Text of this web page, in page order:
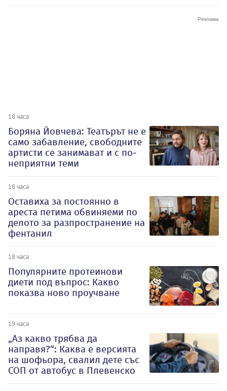
18 часа
Боряна Йовчева: Театърът не е
само забавление, свободните
артисти се занимават и с по-
неприятни теми
18 часа
Оставиха за постоянно в
ареста петима обвиняеми по
делото за разпространение на
фентанил
18 часа
Популярните протеинови
диети под въпрос: Какво
показва ново проучване
19 часа
„Аз какво трябва да
направя?“: Каква е версията
на шофьора, свалил дете със
СОП от автобус в Плевенско